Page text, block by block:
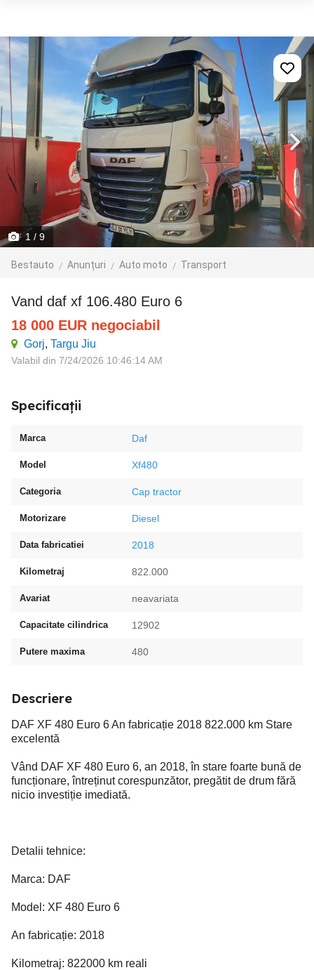
1 / 9
Bestauto Anunțuri Auto moto Transport
vand daf xf 106.480 Euro 6
18 000 EUR negociabil
Gorj, Targu Jiu
Valabil din 7/24/2026 10:46:14 AM
Specificații
Marca Daf
Model Xf480
Categoria Cap tractor
Motorizare Diesel
Data fabricatiei 2018
Kilometraj 822.000
Avariat neavariata
Capacitate cilindrica 12902
Putere maxima 480
Descriere
DAF XF 480 Euro 6 An fabricație 2018 822.000 km Stare
excelentă
Vând DAF XF 480 Euro 6, an 2018, în stare foarte bună de
funcționare, întreținut corespunzător, pregătit de drum fără
nicio investiție imediată.
Detalii tehnice:
Marca: DAF
Model: XF 480 Euro 6
An fabricație: 2018
Kilometraj: 822000 km reali